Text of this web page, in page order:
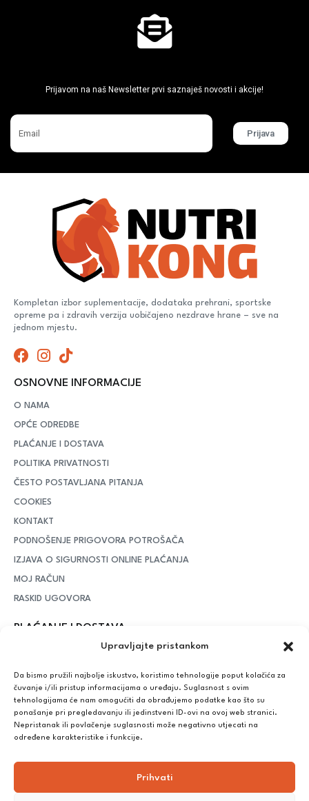
Upravljajte pristankom
Da bismo pružili najbolje iskustvo, koristimo tehnologije poput kolačića za
čuvanje i/ili pristup informacijama o uređaju. Suglasnost s ovim
tehnologijama će nam omogućiti da obrađujemo podatke kao što su
ponašanje pri pregledavanju ili jedinstveni ID-ovi na ovoj web stranici.
Nepristanak ili povlačenje suglasnosti može negativno utjecati na
određene karakteristike i funkcije.
Prihvati
Prijavom na naš Newsletter prvi saznaješ novosti i akcije!
Prijava
Kompletan izbor suplementacije, dodataka prehrani, sportske
opreme pa i zdravih verzija uobičajeno nezdrave hrane – sve na
jednom mjestu.
OSNOVNE INFORMACIJE
O NAMA
OPĆE ODREDBE
PLAĆANJE I DOSTAVA
POLITIKA PRIVATNOSTI
ČESTO POSTAVLJANA PITANJA
COOKIES
KONTAKT
PODNOŠENJE PRIGOVORA POTROŠAČA
IZJAVA O SIGURNOSTI ONLINE PLAĆANJA
MOJ RAČUN
RASKID UGOVORA
PLAĆANJE I DOSTAVA
– iznad potrošenih 55 eura dostava je
Plaćanje:
Bankovna transakcija, plaćanje prilikom preuzimanja, CorvusPay